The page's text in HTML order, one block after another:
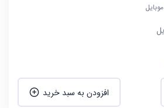
افزودن به سبد خرید